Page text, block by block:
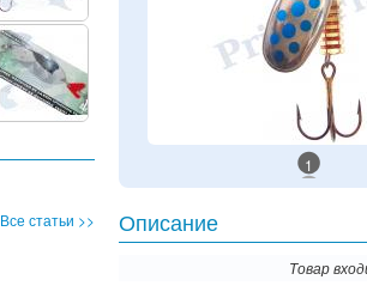
Все статьи >>
1
Описание
Товар